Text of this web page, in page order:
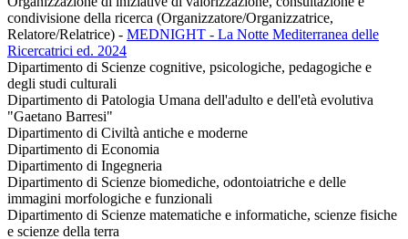
condivisione della ricerca (Organizzatore/Organizzatrice,
Relatore/Relatrice) - MEDNIGHT - La Notte Mediterranea delle
Ricercatrici ed. 2024
Dipartimento di Scienze cognitive, psicologiche, pedagogiche e
degli studi culturali
Dipartimento di Patologia Umana dell'adulto e dell'età evolutiva
"Gaetano Barresi"
Dipartimento di Civiltà antiche e moderne
Dipartimento di Economia
Dipartimento di Ingegneria
Dipartimento di Scienze biomediche, odontoiatriche e delle
immagini morfologiche e funzionali
Dipartimento di Scienze matematiche e informatiche, scienze fisiche
e scienze della terra